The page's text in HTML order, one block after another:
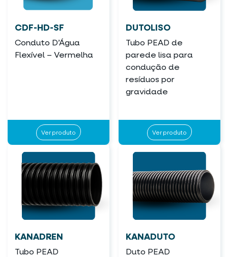
CDF-HD-SF
Conduto D’Água
Flexível – Vermelha
Ver produto
DUTOLISO
Tubo PEAD de
parede lisa para
condução de
resíduos por
gravidade
Ver produto
KANADREN
Tubo PEAD
KANADUTO
Duto PEAD